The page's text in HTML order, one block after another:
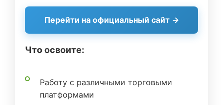
Перейти на официальный сайт →
Что освоите:
Работу с различными торговыми
платформами